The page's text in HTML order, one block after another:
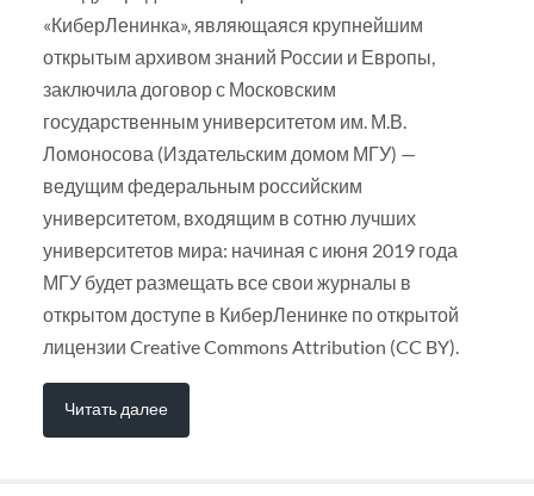
«КиберЛенинка», являющаяся крупнейшим
открытым архивом знаний России и Европы,
заключила договор с Московским
государственным университетом им. М.В.
Ломоносова (Издательским домом МГУ) —
ведущим федеральным российским
университетом, входящим в сотню лучших
университетов мира: начиная с июня 2019 года
МГУ будет размещать все свои журналы в
открытом доступе в КиберЛенинке по открытой
лицензии Creative Commons Attribution (CC BY).
Читать далее